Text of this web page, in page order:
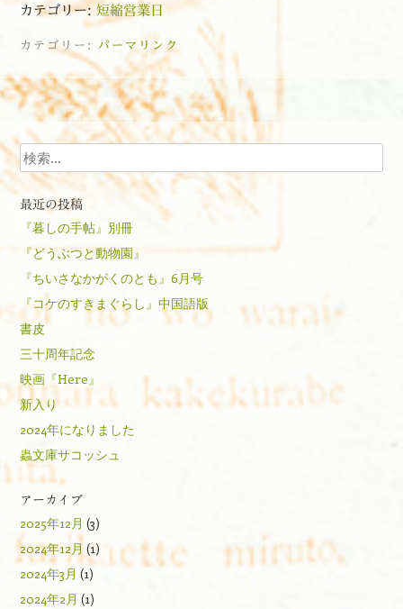
カテゴリー: 短縮営業日
カテゴリー: パーマリンク
投稿ナビゲーション
検索
最近の投稿
『暮しの手帖』別冊
『どうぶつと動物園』
『ちいさなかがくのとも』6月号
『コケのすきまぐらし』中国語版
書皮
三十周年記念
映画『Here』
新入り
2024年になりました
蟲文庫サコッシュ
アーカイブ
2025年12月 (3)
2024年12月 (1)
2024年3月 (1)
2024年2月 (1)